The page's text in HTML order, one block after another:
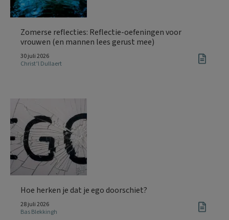
Zomerse reflecties: Reflectie-oefeningen voor
vrouwen (en mannen lees gerust mee)
30 juli 2026
Christ’l Dullaert
Hoe herken je dat je ego doorschiet?
28 juli 2026
Bas Blekkingh